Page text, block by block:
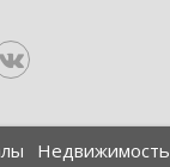
Недвижимость